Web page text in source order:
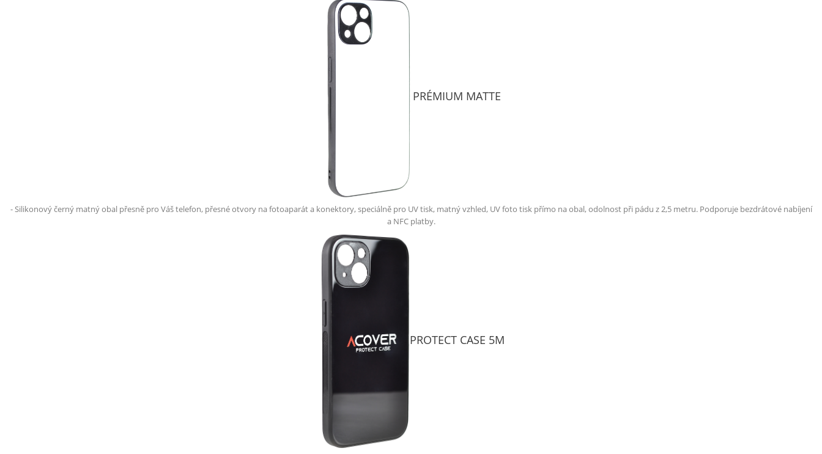
PRÉMIUM MATTE
- Silikonový černý matný obal přesně pro Váš telefon, přesné otvory na fotoaparát a konektory, speciálně pro UV tisk, matný vzhled, UV foto tisk přímo na obal, odolnost při pádu z 2,5 metru. Podporuje bezdrátové nabíjení
a NFC platby.
PROTECT CASE 5M